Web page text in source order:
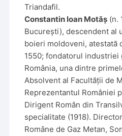
Triandafil.
Constantin Ioan Motăș (n.
București), descendent al
boieri moldoveni, atestată
1550; fondatorul industriei
România, una dintre
Absolvent al Facultății de
Reprezentantul României
Dirigent Român din
specialitate (1918).
Române de Gaz Metan,